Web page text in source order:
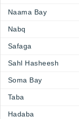
Naama Bay
Nabq
Safaga
Sahl Hasheesh
Soma Bay
Taba
Hadaba